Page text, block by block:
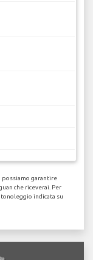
possiamo garantire
che riceverai. Per
indicata su